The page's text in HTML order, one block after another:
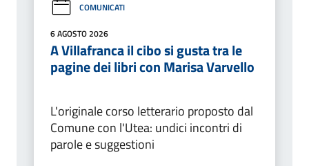
COMUNICATI
6 AGOSTO 2026
A Villafranca il cibo si gusta tra le
pagine dei libri con Marisa Varvello
L'originale corso letterario proposto dal
Comune con l'Utea: undici incontri di
parole e suggestioni